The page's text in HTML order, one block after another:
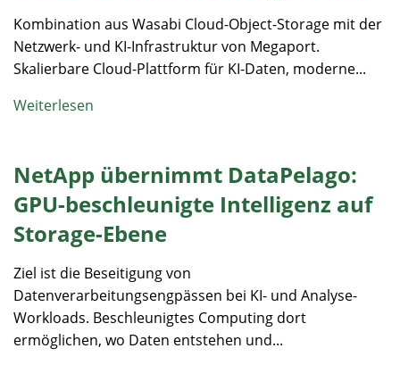
Kombination aus Wasabi Cloud-Object-Storage mit der
Netzwerk- und KI-Infrastruktur von Megaport.
Skalierbare Cloud-Plattform für KI-Daten, moderne...
Weiterlesen
NetApp übernimmt DataPelago:
GPU-beschleunigte Intelligenz auf
Storage-Ebene
Ziel ist die Beseitigung von
Datenverarbeitungsengpässen bei KI- und Analyse-
Workloads. Beschleunigtes Computing dort
ermöglichen, wo Daten entstehen und...